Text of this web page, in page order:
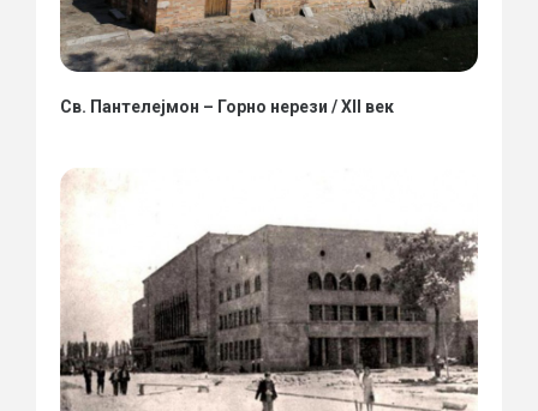
Св. Пантелејмон – Горно нерези / XII век